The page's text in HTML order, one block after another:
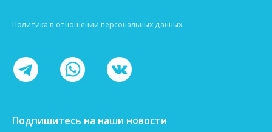
Политика в отношении персональных данных
Подпишитесь на наши новости